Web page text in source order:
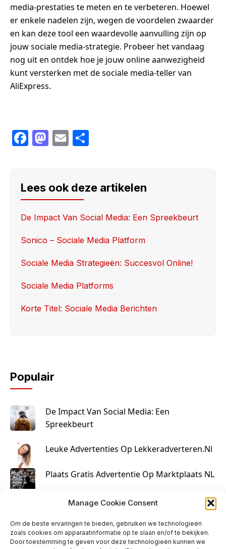
Manage Cookie Consent
Om de beste ervaringen te bieden, gebruiken we technologieën
zoals cookies om apparaatinformatie op te slaan en/of te bekijken.
Door toestemming te geven voor deze technologieën kunnen we
media-prestaties te meten en te verbeteren. Hoewel
er enkele nadelen zijn, wegen de voordelen zwaarder
en kan deze tool een waardevolle aanvulling zijn op
jouw sociale media-strategie. Probeer het vandaag
nog uit en ontdek hoe je jouw online aanwezigheid
kunt versterken met de sociale media-teller van
AliExpress.
F
e
b
o
o
M
o
d
o
n
E
e
Lees ook deze artikelen
De Impact Van Social Media: Een Spreekbeurt
Sonico – Sociale Media Platform
Sociale Media Strategieën: Succesvol Online!
Sociale Media Platforms
Korte Titel: Sociale Media Berichten
Populair
De Impact Van Social Media: Een
Spreekbeurt
Leuke Advertenties Op Lekkeradverteren.nl
Plaats Gratis Advertentie Op Marktplaats NL
Kruisbestuiving Voor Succesvolle Marketing